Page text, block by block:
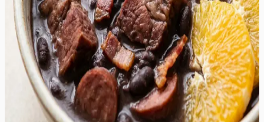
segunevad küüslaugu ja sibula magususega, luues
umami-rikka terviku, mis soojendab hinge ka kõige
külmemal talveõhtul. Serveerimisel lisatavad värsked
apelsiniviilud toovad esile vajaliku happesuse ja
tsitruselise värskuse, mis tasakaalustab ideaalselt liha
rammusust. See on suurepärane valik suuremateks
koosviibimisteks, kus soovitakse pakkuda midagi toitvat,
erilist ja meeldejäävat. Roa aroom, mis täidab köögi pika
hautamisprotsessi vältel, kutsub külalised juba varakult
lauda ootama.